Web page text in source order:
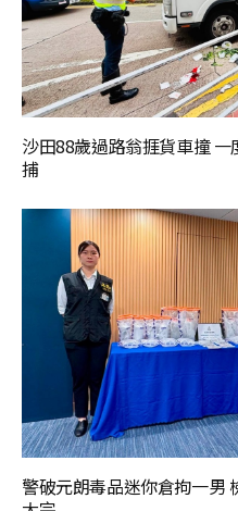
沙田88歲過路翁捱貨車撞
捕
警破元朗毒品迷你倉拘一男